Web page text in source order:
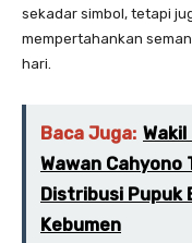
sekadar simbol, tetapi
mempertahankan
hari.
Baca Juga:
Wawan
Distribusi Pupuk
Kebumen